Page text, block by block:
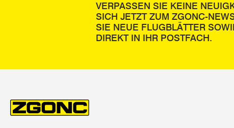
VERPASSEN SIE KEINE
SICH JETZT ZUM ZGONC-
SIE NEUE FLUGBLÄTTER
DIREKT IN IHR POSTFACH.